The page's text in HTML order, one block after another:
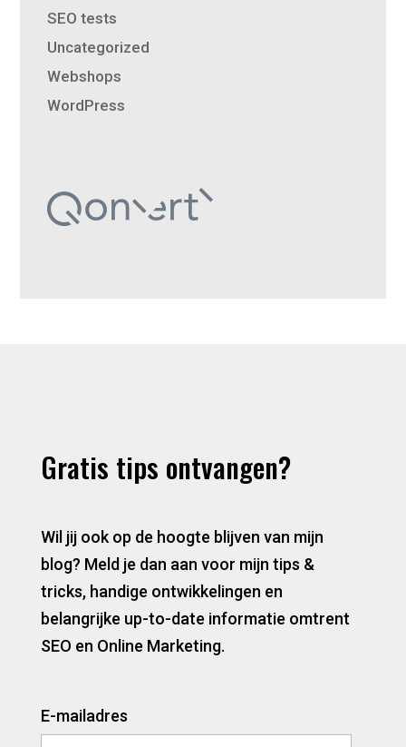
SEO tests
Uncategorized
Webshops
WordPress
Gratis tips ontvangen?
Wil jij ook op de hoogte blijven van mijn
blog? Meld je dan aan voor mijn tips &
tricks, handige ontwikkelingen en
belangrijke up-to-date informatie omtrent
SEO en Online Marketing.
E-mailadres